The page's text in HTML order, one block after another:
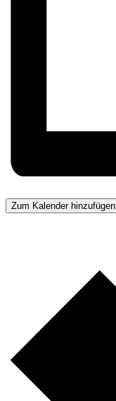
Zum Kalender hinzufügen